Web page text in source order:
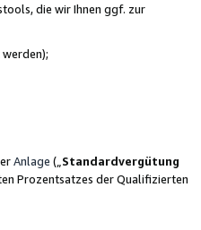
die wir Ihnen ggf. zur
Anlage („ Standardvergütung
Prozentsatzes der Qualifizierten